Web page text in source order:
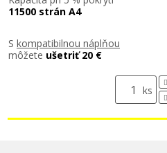
11500 strán A4
S kompatibilnou náplňou
môžete ušetriť 20 €
ks